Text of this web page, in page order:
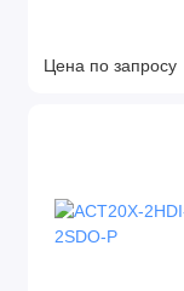
Цена по запросу